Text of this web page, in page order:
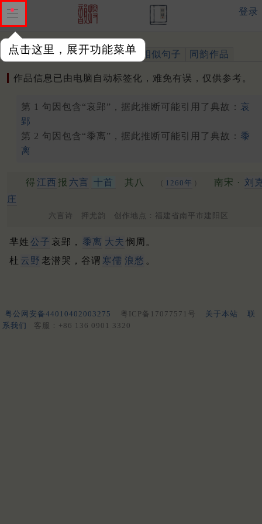
点击这里，展开功能菜单
登录
作品 标注四声 出处、引用 相似句子 同韵作品
作品信息已由电脑自动标签化，难免有误，仅供参考。
第 1 句因包含“哀郢”，据此推断可能引用了典故： 哀
郢
第 2 句因包含“黍离”，据此推断可能引用了典故： 黍
离
得 江西 报 六言 十首 其八 （ 1260年 ） 南宋 ·
刘
庄
六言诗 押尤韵 创作地点：福建省南平市建阳区
芈姓 公子 哀郢， 黍离 大夫 悯周。
杜 云野 老潜哭，谷谓 寒儒 浪愁 。
粤公网安备44010402003275 粤ICP备17077571号 关于本站
联
系我们
客服：+86 136 0901 3320